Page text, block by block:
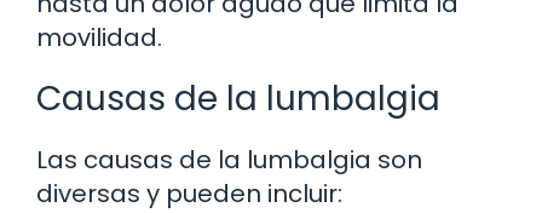
movilidad.
Causas de la lumbalgia
Las causas de la lumbalgia son
diversas y pueden incluir: